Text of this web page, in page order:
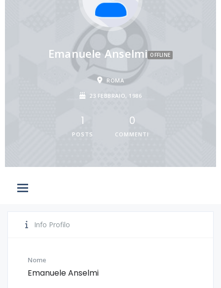
Emanuele Anselmi OFFLINE
ROMA
23 FEBBRAIO, 1986
1
POSTS
0
COMMENTI
Info Profilo
Nome
Emanuele Anselmi